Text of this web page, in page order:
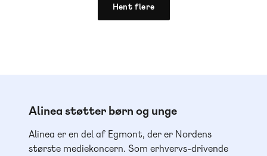
Hent flere
Alinea støtter børn og unge
Alinea er en del af Egmont, der er Nordens
største mediekoncern. Som erhvervs-drivende